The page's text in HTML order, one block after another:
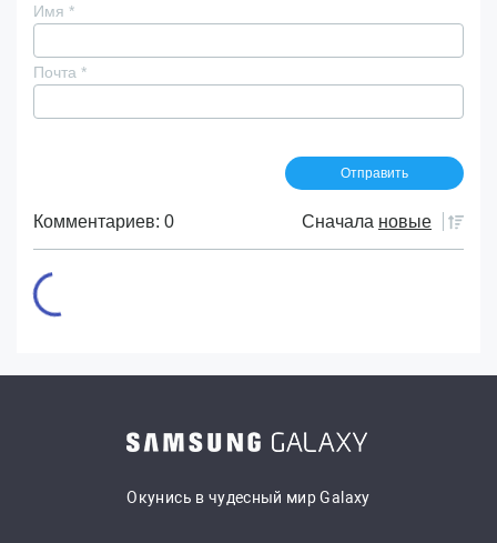
Имя *
Почта *
Комментариев: 0 Сначала новые
Окунись в чудесный мир Galaxy